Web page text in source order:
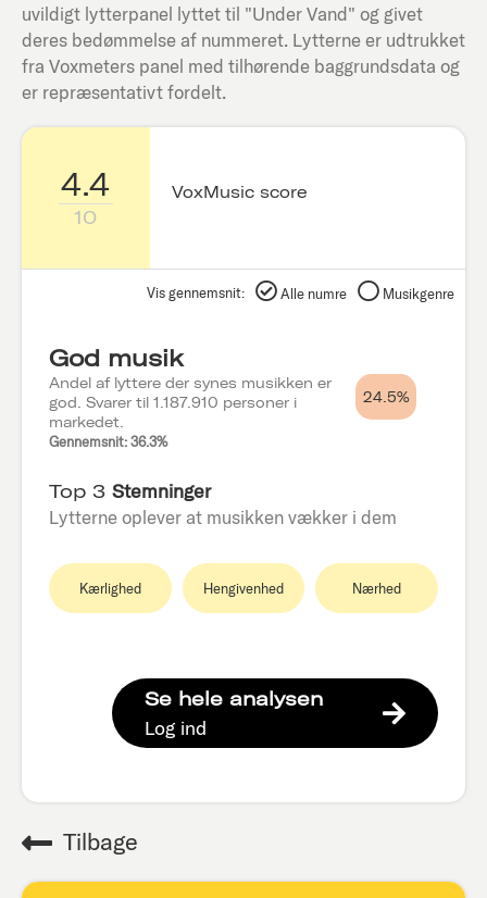
uvildigt lytterpanel lyttet til "Under Vand" og givet
deres bedømmelse af nummeret. Lytterne er udtrukket
fra Voxmeters panel med tilhørende baggrundsdata og
er repræsentativt fordelt.
4.4
10
VoxMusic score
Vis gennemsnit: Alle numre Musikgenre
God musik
Andel af lyttere der synes musikken er
god. Svarer til 1.187.910 personer i
markedet.
Gennemsnit: 36.3%
24.5%
Top 3 Stemninger
Lytterne oplever at musikken vækker i dem
Kærlighed Hengivenhed Nærhed
Se hele analysen
Log ind
Tilbage